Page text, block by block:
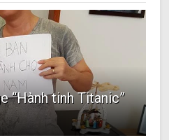
“Hành tinh Titanic”